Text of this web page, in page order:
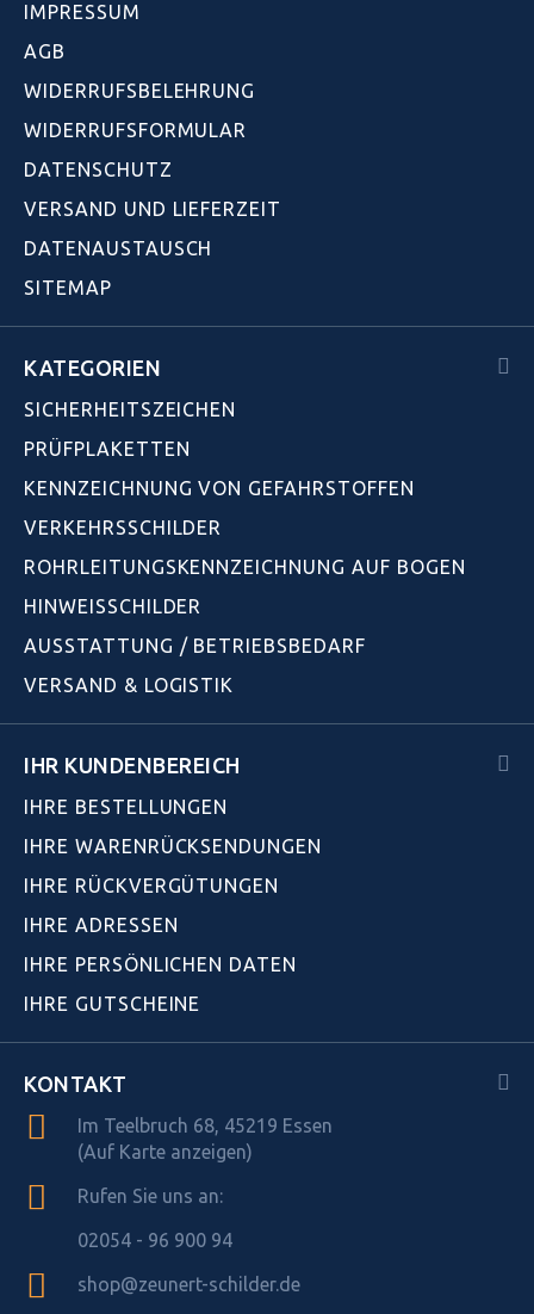
IMPRESSUM
AGB
WIDERRUFSBELEHRUNG
WIDERRUFSFORMULAR
DATENSCHUTZ
VERSAND UND LIEFERZEIT
DATENAUSTAUSCH
SITEMAP
KATEGORIEN
SICHERHEITSZEICHEN
PRÜFPLAKETTEN
KENNZEICHNUNG VON GEFAHRSTOFFEN
VERKEHRSSCHILDER
ROHRLEITUNGSKENNZEICHNUNG AUF BOGEN
HINWEISSCHILDER
AUSSTATTUNG / BETRIEBSBEDARF
VERSAND & LOGISTIK
IHR KUNDENBEREICH
IHRE BESTELLUNGEN
IHRE WARENRÜCKSENDUNGEN
IHRE RÜCKVERGÜTUNGEN
IHRE ADRESSEN
IHRE PERSÖNLICHEN DATEN
IHRE GUTSCHEINE
KONTAKT
Im Teelbruch 68, 45219 Essen
(Auf Karte anzeigen)
Rufen Sie uns an:
02054 - 96 900 94
shop@zeunert-schilder.de